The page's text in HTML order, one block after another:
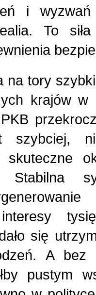
i
To
na tory
krajów
szybciej,
skuteczne
Stabilna
interesy
się
A bez
pustym